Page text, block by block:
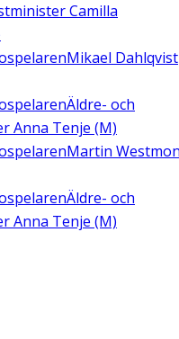
Camilla
Mikael Dahlqvist
Äldre- och
Anna Tenje (M)
Martin
Äldre- och
Anna Tenje (M)